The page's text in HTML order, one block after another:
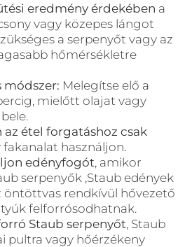
eredmény érdekében a
vagy közepes lángot
a serpenyőt vagy az
hőmérsékletre
módszer: Melegítse elő a
mielőtt olajat vagy
az étel forgatáshoz csak
használjon.
edényfogót, amikor
serpenyők ,Staub edények
öntöttvas rendkívül hővezető
felforrósodhatnak.
Staub serpenyőt, Staub
pultra vagy hőérzékeny